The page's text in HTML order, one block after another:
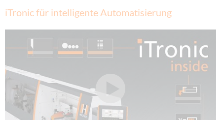
iTronic für intelligente Automatisierung